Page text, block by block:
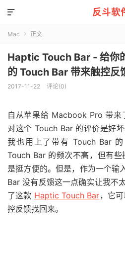
反斗软

Mac  正文
Haptic Touch Bar - 给你
的 Touch Bar 带来触控
2017-11-22 评论(0)
自从苹果给 Macbook Pro 带来
对这个 Touch Bar 的评价是好
我也用上了带有 Touch Bar
Touch Bar 的频次不高，但有
是挺方便的。但是，作为一个输
Bar 没有反馈这一点确实让我不
了这款 Haptic Touch Bar，它
控反馈找回来。